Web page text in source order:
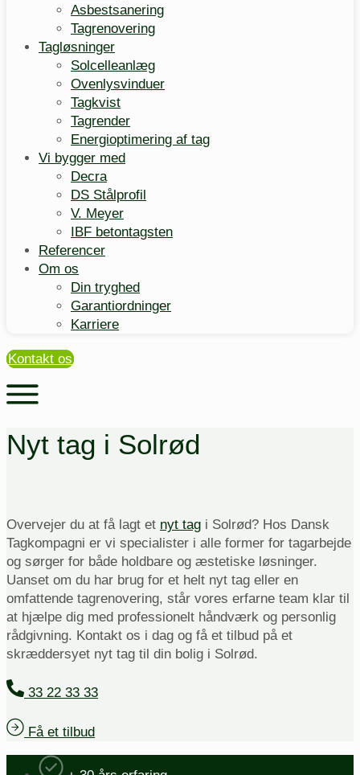
Asbestsanering
Tagrenovering
Tagløsninger
Solcelleanlæg
Ovenlysvinduer
Tagkvist
Tagrender
Energioptimering af tag
Vi bygger med
Decra
DS Stålprofil
V. Meyer
IBF betontagsten
Referencer
Om os
Din tryghed
Garantiordninger
Karriere
Kontakt os
Nyt tag i Solrød
Overvejer du at få lagt et nyt tag i Solrød? Hos Dansk
Tagkompagni er vi specialister i alle former for tagarbejde
og sørger for både holdbare og æstetiske løsninger.
Uanset om du har brug for et helt nyt tag eller en
omfattende tagrenovering, står vores erfarne team klar til
at hjælpe dig med professionelt håndværk og personlig
rådgivning. Kontakt os i dag og få et tilbud på et
skræddersyet nyt tag til din bolig i Solrød.
33 22 33 33
Få et tilbud